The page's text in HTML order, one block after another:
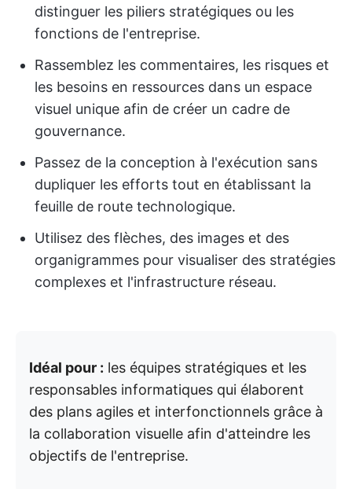
distinguer les piliers stratégiques ou les
fonctions de l'entreprise.
Rassemblez les commentaires, les risques et
les besoins en ressources dans un espace
visuel unique afin de créer un cadre de
gouvernance.
Passez de la conception à l'exécution sans
dupliquer les efforts tout en établissant la
feuille de route technologique.
Utilisez des flèches, des images et des
organigrammes pour visualiser des stratégies
complexes et l'infrastructure réseau.
Idéal pour : les équipes stratégiques et les
responsables informatiques qui élaborent
des plans agiles et interfonctionnels grâce à
la collaboration visuelle afin d'atteindre les
objectifs de l'entreprise.